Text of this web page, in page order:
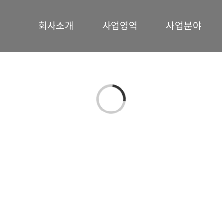
회사소개 사업영역 사업분야
Loading...